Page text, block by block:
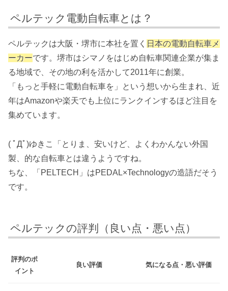
ペルテック電動自転車とは？
ペルテックは大阪・堺市に本社を置く 日本の電動自転車メ
ーカーです。堺市はシマノをはじめ自転車関連企業が集ま
る地域で、その地の利を活かして2011年に創業。
「もっと手軽に電動自転車を」という想いから生まれ、近
年はAmazonや楽天でも上位にランクインするほど注目を
集めています。
( ﾟДﾟ)ゆきこ「とりま、安いけど、よくわかんない外国
製、的な自転車とは違うようですね。
ちな、「PELTECH」はPEDAL×Technologyの造語だそう
です。
ペルテックの評判（良い点・悪い点）
評判のポ
イント
良い評価 気になる点・悪い評価